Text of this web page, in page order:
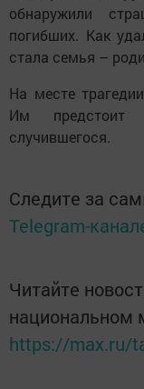
обнаружили
погибших. Как
стала семья –
На месте
Им предстоит
случившегося.
Следите за
Telegram-
Читайте
национальном
https://max.ru/